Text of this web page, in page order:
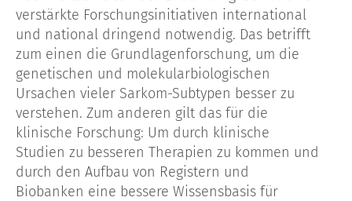
verstärkte Forschungsinitiativen international
und national dringend notwendig. Das betrifft
zum einen die Grundlagenforschung, um die
genetischen und molekularbiologischen
Ursachen vieler Sarkom-Subtypen besser zu
verstehen. Zum anderen gilt das für die
klinische Forschung: Um durch klinische
Studien zu besseren Therapien zu kommen und
durch den Aufbau von Registern und
Biobanken eine bessere Wissensbasis für